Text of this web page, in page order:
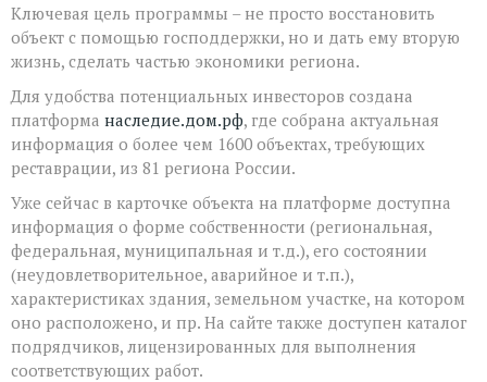
Ключевая цель программы – не просто восстановить
объект с помощью господдержки, но и дать ему вторую
жизнь, сделать частью экономики региона.
Для удобства потенциальных инвесторов создана
платформа наследие.дом.рф, где собрана актуальная
информация о более чем 1600 объектах, требующих
реставрации, из 81 региона России.
Уже сейчас в карточке объекта на платформе доступна
информация о форме собственности (региональная,
федеральная, муниципальная и т.д.), его состоянии
(неудовлетворительное, аварийное и т.п.),
характеристиках здания, земельном участке, на котором
оно расположено, и пр. На сайте также доступен каталог
подрядчиков, лицензированных для выполнения
соответствующих работ.